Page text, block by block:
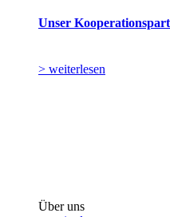
Unser
> weiterlesen
Über uns